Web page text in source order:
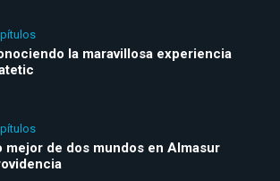
la maravillosa experiencia
mejor de dos mundos en Almasur